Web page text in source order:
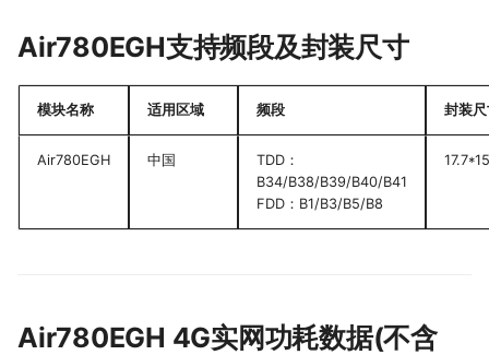
Air780EGH支持频段及封装尺寸
模块名称 适用区域 频段 封装
Air780EGH 中国
TDD：
B34/B38/B39/B40/B41
FDD：B1/B3/B5/B8
Air780EGH 4G实网功耗数据(不含